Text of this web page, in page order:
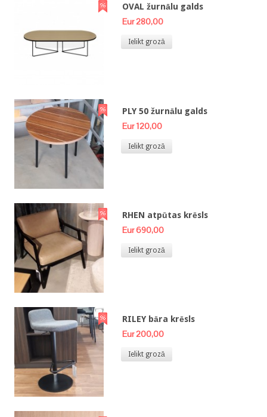
OVAL žurnālu galds
Eur 280,00
Ielikt grozā
PLY 50 žurnālu galds
Eur 120,00
Ielikt grozā
RHEN atpūtas krēsls
Eur 690,00
Ielikt grozā
RILEY bāra krēsls
Eur 200,00
Ielikt grozā